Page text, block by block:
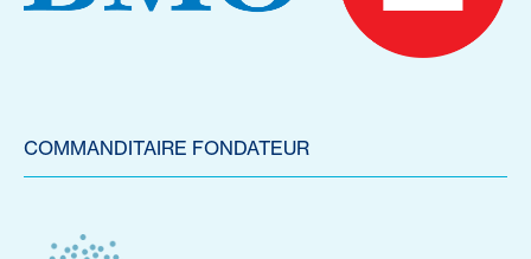
COMMANDITAIRE FONDATEUR